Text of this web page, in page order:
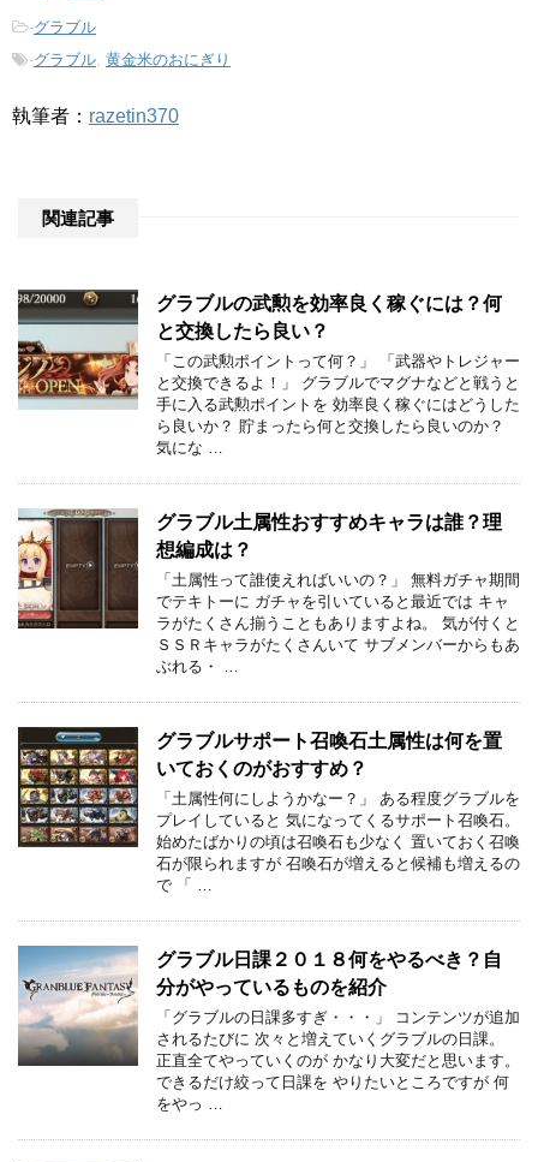
-グラブル
-グラブル, 黄金米のおにぎり
執筆者： razetin370
関連記事
グラブルの武勲を効率良く稼ぐには？何
と交換したら良い？
「この武勲ポイントって何？」 「武器やトレジャー
と交換できるよ！」 グラブルでマグナなどと戦うと
手に入る武勲ポイントを 効率良く稼ぐにはどうした
ら良いか？ 貯まったら何と交換したら良いのか？
気にな …
グラブル土属性おすすめキャラは誰？理
想編成は？
「土属性って誰使えればいいの？」 無料ガチャ期間
でテキトーに ガチャを引いていると最近では キャ
ラがたくさん揃うこともありますよね。 気が付くと
ＳＳＲキャラがたくさんいて サブメンバーからもあ
ぶれる・ …
グラブルサポート召喚石土属性は何を置
いておくのがおすすめ？
「土属性何にしようかなー？」 ある程度グラブルを
プレイしていると 気になってくるサポート召喚石。
始めたばかりの頃は召喚石も少なく 置いておく召喚
石が限られますが 召喚石が増えると候補も増えるの
で 「 …
グラブル日課２０１８何をやるべき？自
分がやっているものを紹介
「グラブルの日課多すぎ・・・」 コンテンツが追加
されるたびに 次々と増えていくグラブルの日課。
正直全てやっていくのが かなり大変だと思います。
できるだけ絞って日課を やりたいところですが 何
をやっ …